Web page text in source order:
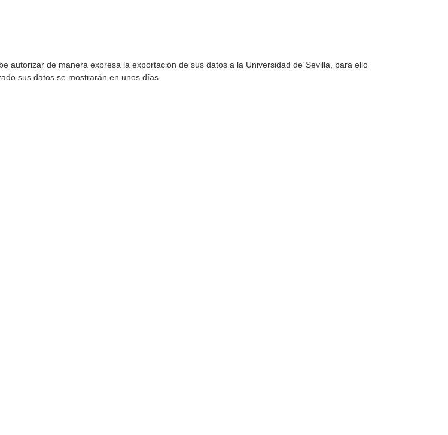
autorizar de manera expresa la exportación de sus datos a la Universidad de Sevilla, para ello
sus datos se mostrarán en unos días